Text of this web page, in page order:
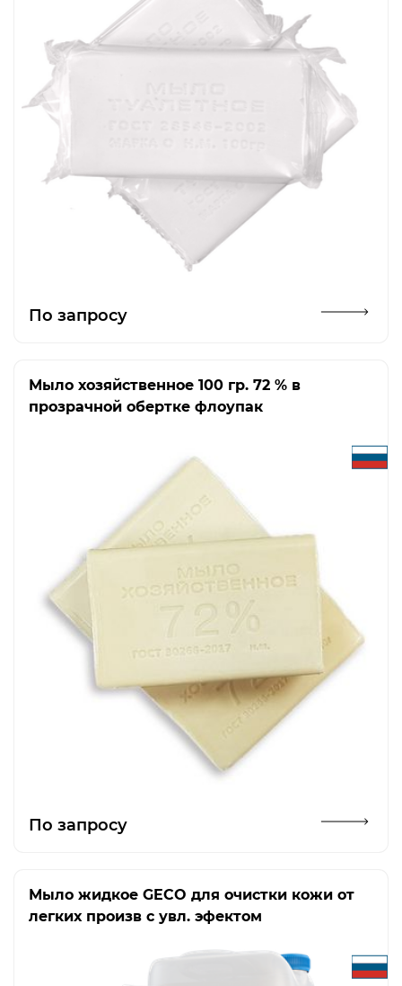
По запросу
Мыло хозяйственное 100 гр. 72 % в
прозрачной обертке флоупак
По запросу
Мыло жидкое GECO для очистки кожи от
легких произв с увл. эфектом